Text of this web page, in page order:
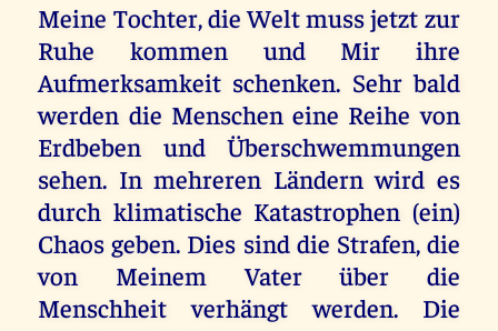
Meine Tochter, die Welt muss jetzt zur
Ruhe kommen und Mir ihre
Aufmerksamkeit schenken. Sehr bald
werden die Menschen eine Reihe von
Erdbeben und Überschwemmungen
sehen. In mehreren Ländern wird es
durch klimatische Katastrophen (ein)
Chaos geben. Dies sind die Strafen, die
von Meinem Vater über die
Menschheit verhängt werden. Die